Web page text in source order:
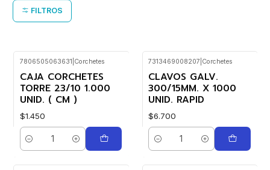
FILTROS
7806505063631 Corchetes
CAJA CORCHETES
TORRE 23/10 1.000
UNID. ( CM )
$1.450
Cantidad
7313469008207 Corchetes
CLAVOS GALV.
300/15MM. X 1000
UNID. RAPID
$6.700
Cantidad